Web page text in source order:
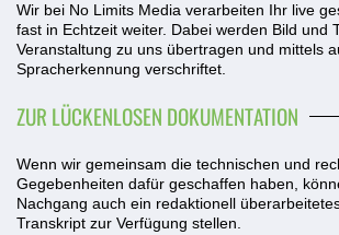
Wir bei No Limits Media verarbeiten Ihr live
fast in Echtzeit weiter. Dabei werden Bild und
Veranstaltung zu uns übertragen und mittels
Spracherkennung verschriftet.
ZUR LÜCKENLOSEN DOKUMENTATION
Wenn wir gemeinsam die technischen und
Gegebenheiten dafür geschaffen haben,
Nachgang auch ein redaktionell
Transkript zur Verfügung stellen.